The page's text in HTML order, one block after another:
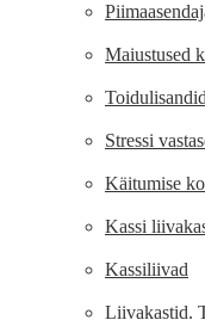
Maiustused
Stressi
Käitumise
Kassi
Kassiliivad
Liivakastid.